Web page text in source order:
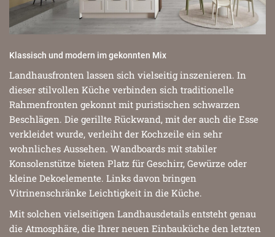
Klassisch und modern im gekonnten Mix
Landhausfronten lassen sich vielseitig inszenieren. In
dieser stilvollen Küche verbinden sich traditionelle
Rahmenfronten gekonnt mit puristischen schwarzen
Beschlägen. Die gerillte Rückwand, mit der auch die Esse
verkleidet wurde, verleiht der Kochzeile ein sehr
wohnliches Aussehen. Wandboards mit stabiler
Konsolenstütze bieten Platz für Geschirr, Gewürze oder
kleine Dekoelemente. Links davon bringen
Vitrinenschränke Leichtigkeit in die Küche.
Mit solchen vielseitigen Landhausdetails entsteht genau
die Atmosphäre, die Ihrer neuen Einbauküche den letzten